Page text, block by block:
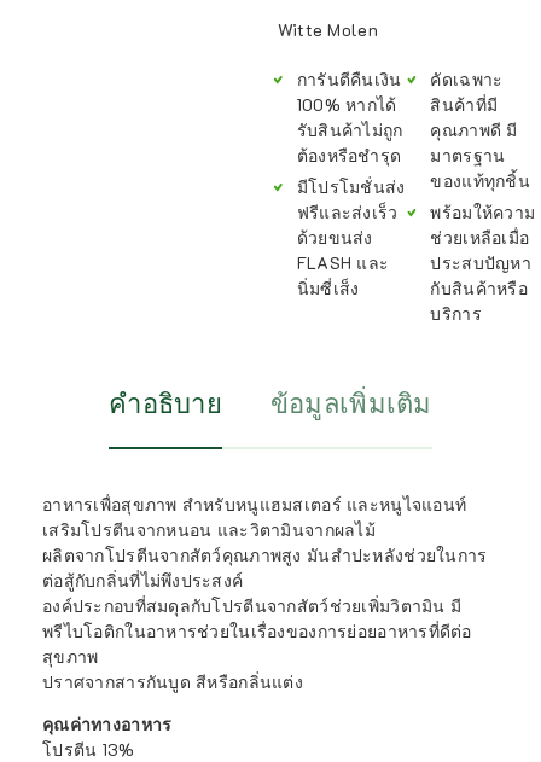
Witte Molen
การันตีคืนเงิน
100% หากได้
รับสินค้าไม่ถูก
ต้องหรือชำรุด
มีโปรโมชั่นส่ง
ฟรีและส่งเร็ว
ด้วยขนส่ง
FLASH และ
นิ่มซี่เส็ง
คัดเฉพาะ
สินค้าที่มี
คุณภาพดี มี
มาตรฐาน
ของแท้ทุกชิ้น
พร้อมให้ความ
ช่วยเหลือเมื่อ
ประสบปัญหา
กับสินค้าหรือ
บริการ
คำอธิบาย ข้อมูลเพิ่มเติม
อาหารเพื่อสุขภาพ สำหรับหนูแฮมสเตอร์ และหนูไจแอนท์
เสริมโปรตีนจากหนอน และวิตามินจากผลไม้
ผลิตจากโปรตีนจากสัตว์คุณภาพสูง มันสำปะหลังช่วยในการ
ต่อสู้กับกลิ่นที่ไม่พึงประสงค์
องค์ประกอบที่สมดุลกับโปรตีนจากสัตว์ช่วยเพิ่มวิตามิน มี
พรีไบโอติกในอาหารช่วยในเรื่องของการย่อยอาหารที่ดีต่อ
สุขภาพ
ปราศจากสารกันบูด สีหรือกลิ่นแต่ง
คุณค่าทางอาหาร
โปรตีน 13%